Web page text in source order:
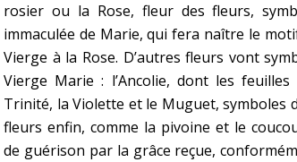
rosier ou la Rose, fleur des fleurs,
immaculée de Marie, qui fera naître le
Vierge à la Rose. D’autres fleurs vont
Vierge Marie : l’Ancolie, dont les
Trinité, la Violette et le Muguet, symboles
fleurs enfin, comme la pivoine et le
de guérison par la grâce reçue,